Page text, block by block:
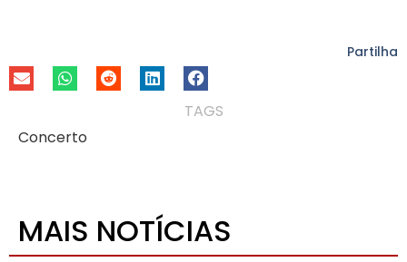
Partilha
TAGS
Concerto
MAIS NOTÍCIAS